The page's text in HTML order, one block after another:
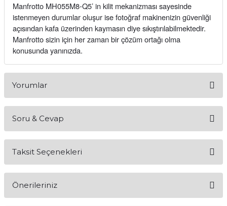
Manfrotto MH055M8-Q5’ in kilit mekanizması sayesinde
istenmeyen durumlar oluşur ise fotoğraf makinenizin güvenliği
açısından kafa üzerinden kaymasın diye sıkıştırılabilmektedir.
Manfrotto sizin için her zaman bir çözüm ortağı olma
konusunda yanınızda.
Yorumlar
Soru & Cevap
Taksit Seçenekleri
Önerileriniz